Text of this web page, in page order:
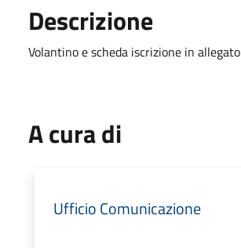
Descrizione
Volantino e scheda iscrizione in allegato
A cura di
Ufficio Comunicazione